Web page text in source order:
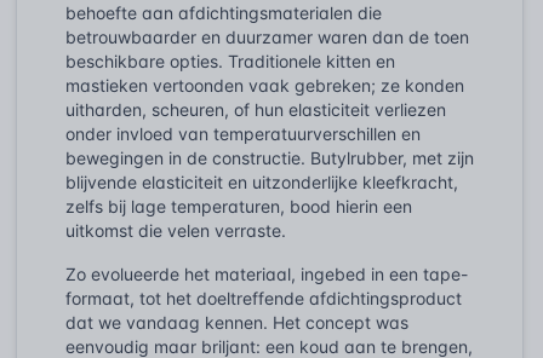
behoefte aan afdichtingsmaterialen die
betrouwbaarder en duurzamer waren dan de toen
beschikbare opties. Traditionele kitten en
mastieken vertoonden vaak gebreken; ze konden
uitharden, scheuren, of hun elasticiteit verliezen
onder invloed van temperatuurverschillen en
bewegingen in de constructie. Butylrubber, met zijn
blijvende elasticiteit en uitzonderlijke kleefkracht,
zelfs bij lage temperaturen, bood hierin een
uitkomst die velen verraste.
Zo evolueerde het materiaal, ingebed in een tape-
formaat, tot het doeltreffende afdichtingsproduct
dat we vandaag kennen. Het concept was
eenvoudig maar briljant: een koud aan te brengen,